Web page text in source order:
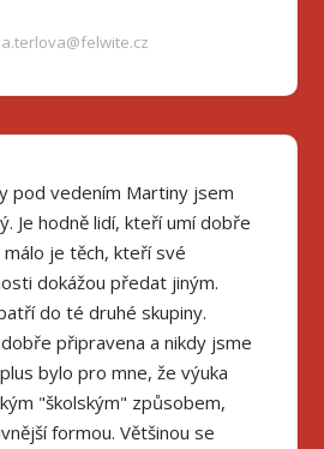
pod vedením Martiny jsem
Je hodně lidí, kteří umí dobře
málo je těch, kteří své
dokážou předat jiným.
do té druhé skupiny.
připravena a nikdy jsme
bylo pro mne, že výuka
"školským" způsobem,
formou. Většinou se